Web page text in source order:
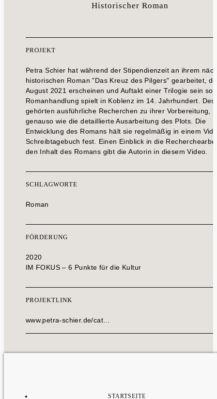
Historischer Roman
PROJEKT
Petra Schier hat während der Stipendienzeit an ihrem
historischen Roman "Das Kreuz des Pilgers" gearbeitet,
August 2021 erscheinen und Auftakt einer Trilogie sein
Romanhandlung spielt in Koblenz im 14. Jahrhundert.
gehörten ausführliche Recherchen zu ihrer Vorbereitung,
genauso wie die detaillierte Ausarbeitung des Plots. Die
Entwicklung des Romans hält sie regelmäßig in einem
Schreibtagebuch fest. Einen Einblick in die
den Inhalt des Romans gibt die Autorin in diesem Video.
SCHLAGWORTE
Roman
FÖRDERUNG
2020
IM FOKUS – 6 Punkte für die Kultur
PROJEKTLINK
www.petra-schier.de/cat…
STARTSEITE